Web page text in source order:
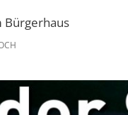
Bürgerhaus